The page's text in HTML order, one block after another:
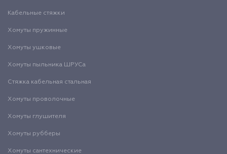
Кабельные стяжки
Хомуты пружинные
Хомуты ушковые
Хомуты пыльника ШРУСа
Стяжка кабельная стальная
Хомуты проволочные
Хомуты глушителя
Хомуты рубберы
Хомуты сантехнические